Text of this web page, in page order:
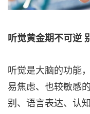
听觉黄金期不可逆
听觉是大脑的功能
易焦虑、也较敏感
别、语言表达、认